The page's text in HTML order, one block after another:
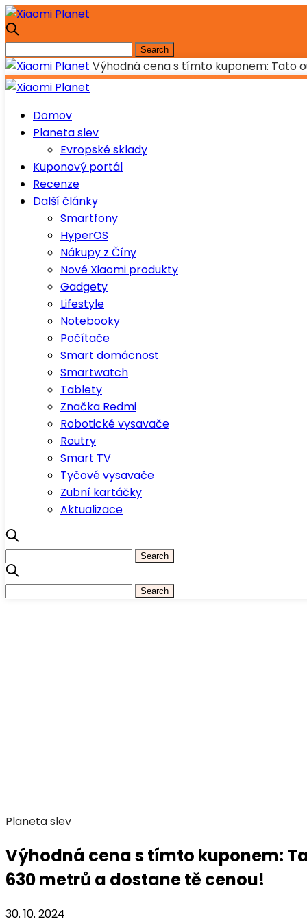
Výhodná cena s tímto kuponem: Tato
Domov
Planeta slev
Evropské sklady
Kuponový portál
Recenze
Další články
Smartfony
HyperOS
Nákupy z Číny
Nové Xiaomi produkty
Gadgety
Lifestyle
Notebooky
Počítače
Smart domácnost
Smartwatch
Tablety
Značka Redmi
Robotické vysavače
Routry
Smart TV
Tyčové vysavače
Zubní kartáčky
Aktualizace
Planeta slev
Výhodná cena s tímto kuponem:
630 metrů a dostane tě cenou!
30. 10. 2024